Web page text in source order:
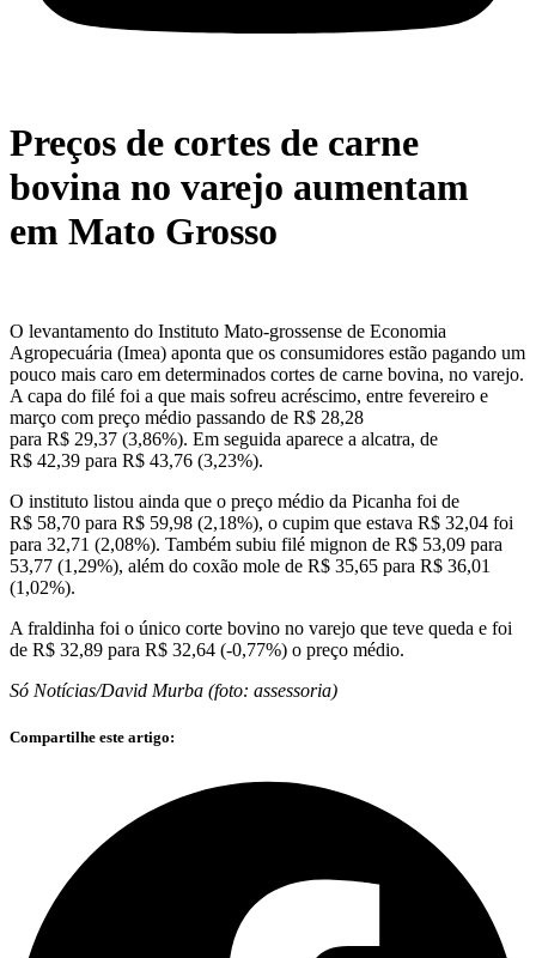
Preços de cortes de carne
bovina no varejo aumentam
em Mato Grosso
O levantamento do Instituto Mato-grossense de Economia
Agropecuária (Imea) aponta que os consumidores estão pagando um
pouco mais caro em determinados cortes de carne bovina, no varejo.
A capa do filé foi a que mais sofreu acréscimo, entre fevereiro e
março com preço médio passando de R$ 28,28
para R$ 29,37 (3,86%). Em seguida aparece a alcatra, de
R$ 42,39 para R$ 43,76 (3,23%).
O instituto listou ainda que o preço médio da Picanha foi de
R$ 58,70 para R$ 59,98 (2,18%), o cupim que estava R$ 32,04 foi
para 32,71 (2,08%). Também subiu filé mignon de R$ 53,09 para
53,77 (1,29%), além do coxão mole de R$ 35,65 para R$ 36,01
(1,02%).
A fraldinha foi o único corte bovino no varejo que teve queda e foi
de R$ 32,89 para R$ 32,64 (-0,77%) o preço médio.
Só Notícias/David Murba (foto: assessoria)
Compartilhe este artigo: